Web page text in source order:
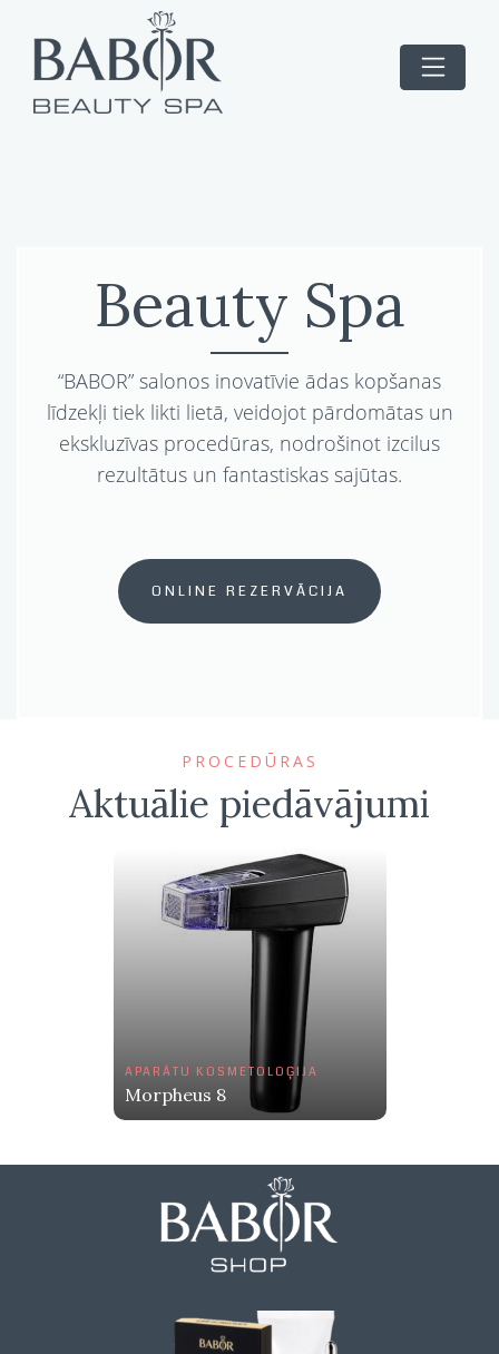
Beauty Spa
“BABOR” salonos inovatīvie ādas kopšanas
līdzekļi tiek likti lietā, veidojot pārdomātas un
ekskluzīvas procedūras, nodrošinot izcilus
rezultātus un fantastiskas sajūtas.
ONLINE REZERVĀCIJA
PROCEDŪRAS
Aktuālie piedāvājumi
APARĀTU KOSMETOLOĢIJA
Morpheus 8